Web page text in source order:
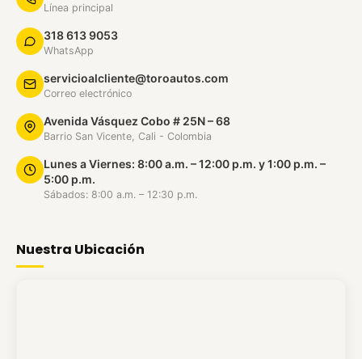
Línea principal
318 613 9053
WhatsApp
servicioalcliente@toroautos.com
Correo electrónico
Avenida Vásquez Cobo # 25N – 68
Barrio San Vicente, Cali - Colombia
Lunes a Viernes: 8:00 a.m. – 12:00 p.m. y 1:00 p.m. –
5:00 p.m.
Sábados: 8:00 a.m. – 12:30 p.m.
Nuestra Ubicación